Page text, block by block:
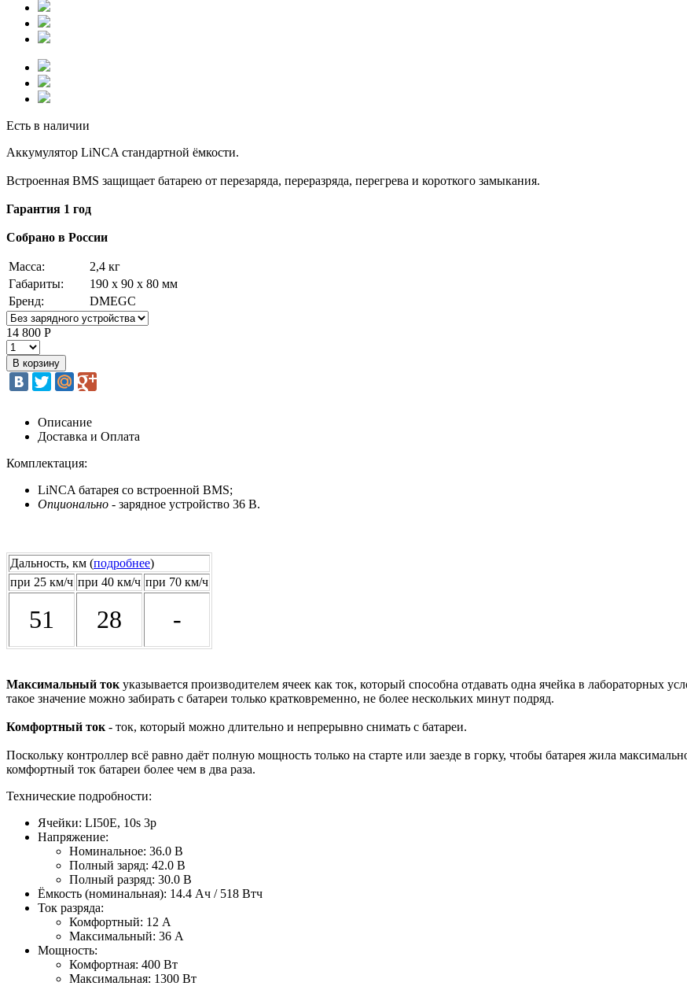
Есть в наличии
Аккумулятор LiNCA стандартной ёмкости.
Встроенная BMS защищает батарею от перезаряда, переразряда, перегрева и короткого замыкания.
Гарантия 1 год
Собрано в России
Масса:
2,4 кг
Габариты:
190 х 90 х 80 мм
Бренд:
DMEGC
14 800 Р
Описание
Доставка и Оплата
Комплектация:
LiNCA батарея со встроенной BMS;
Опционально - зарядное устройство 36 В.
Дальность, км (подробнее)
при 25 км/ч при 40 км/ч при 70 км/ч
51 28 -
Максимальный ток указывается производителем ячеек как ток, который способна отдавать одна ячейка в лабораторных
такое значение можно забирать с батареи только кратковременно, не более нескольких минут подряд.
Комфортный ток - ток, который можно длительно и непрерывно снимать с батареи.
Поскольку контроллер всё равно даёт полную мощность только на старте или заезде в горку, чтобы батарея жила
комфортный ток батареи более чем в два раза.
Технические подробности:
Ячейки: LI50E, 10s 3p
Напряжение:
Номинальное: 36.0 В
Полный заряд: 42.0 В
Полный разряд: 30.0 В
Ёмкость (номинальная): 14.4 Ач / 518 Втч
Ток разряда:
Комфортный: 12 A
Максимальный: 36 A
Мощность:
Комфортная: 400 Вт
Максимальная: 1300 Вт